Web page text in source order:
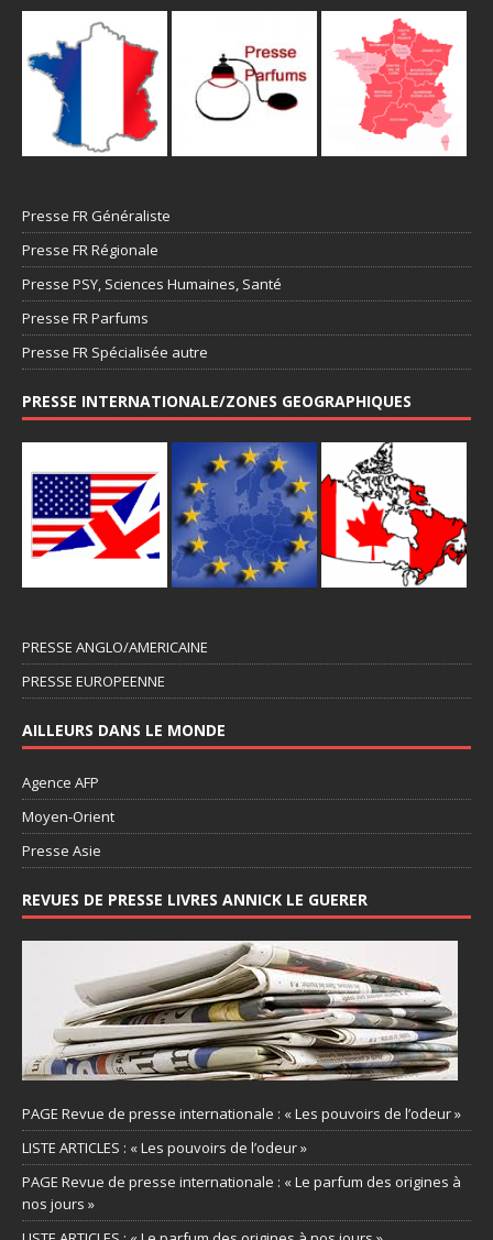
Presse FR Généraliste
Presse FR Régionale
Presse PSY, Sciences Humaines, Santé
Presse FR Parfums
Presse FR Spécialisée autre
PRESSE INTERNATIONALE/ZONES GEOGRAPHIQUES
PRESSE ANGLO/AMERICAINE
PRESSE EUROPEENNE
AILLEURS DANS LE MONDE
Agence AFP
Moyen-Orient
Presse Asie
REVUES DE PRESSE LIVRES ANNICK LE GUERER
PAGE Revue de presse internationale : « Les pouvoirs de l’odeur »
LISTE ARTICLES : « Les pouvoirs de l’odeur »
PAGE Revue de presse internationale : « Le parfum des origines à
nos jours »